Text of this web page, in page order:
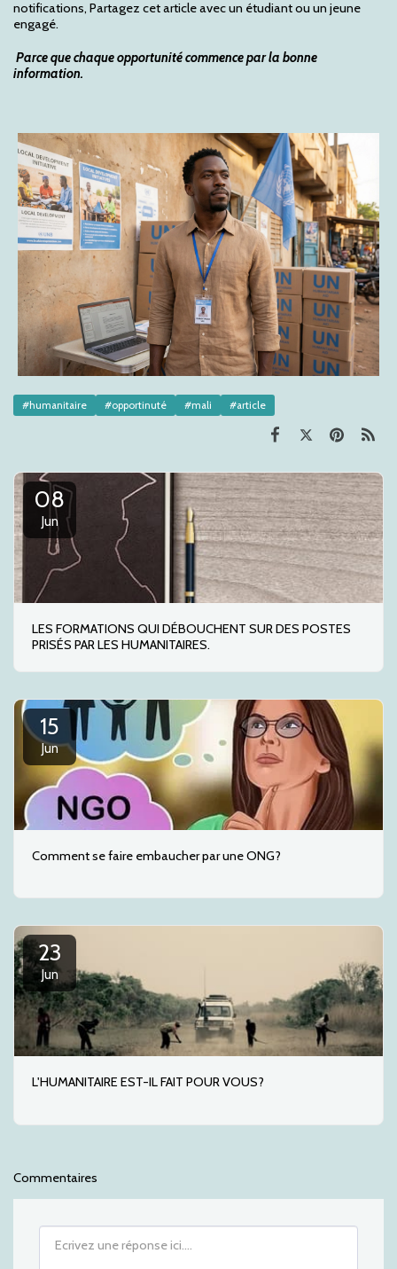
notifications, Partagez cet article avec un étudiant ou un jeune
engagé.
Parce que chaque opportunité commence par la bonne
information.
#humanitaire #opportinuté #mali #article
08
Jun
LES FORMATIONS QUI DÉBOUCHENT SUR DES POSTES
PRISÉS PAR LES HUMANITAIRES.
15
Jun
Comment se faire embaucher par une ONG?
23
Jun
L'HUMANITAIRE EST-IL FAIT POUR VOUS?
Commentaires